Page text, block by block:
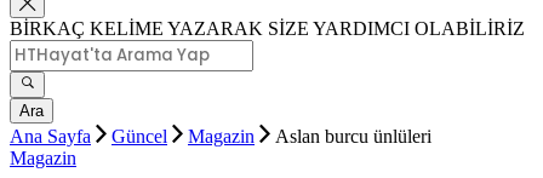
BİRKAÇ KELİME YAZARAK SİZE YARDIMCI OLABİLİRİZ
Ara
Ana Sayfa Güncel Magazin
Aslan burcu ünlüleri
Magazin